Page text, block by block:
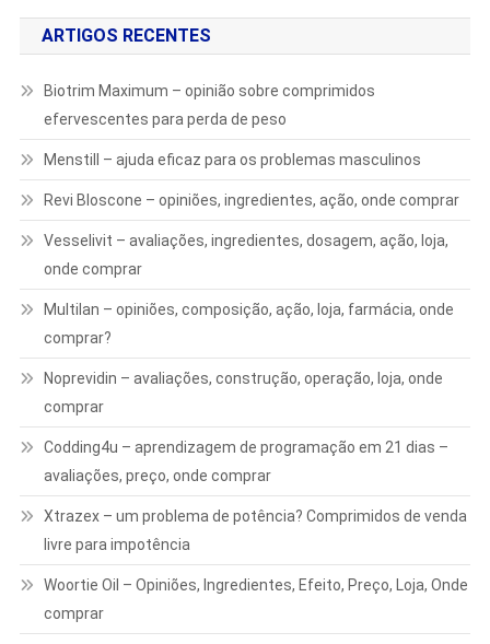
ARTIGOS RECENTES
Biotrim Maximum – opinião sobre comprimidos
efervescentes para perda de peso
Menstill – ajuda eficaz para os problemas masculinos
Revi Bloscone – opiniões, ingredientes, ação, onde comprar
Vesselivit – avaliações, ingredientes, dosagem, ação, loja,
onde comprar
Multilan – opiniões, composição, ação, loja, farmácia, onde
comprar?
Noprevidin – avaliações, construção, operação, loja, onde
comprar
Codding4u – aprendizagem de programação em 21 dias –
avaliações, preço, onde comprar
Xtrazex – um problema de potência? Comprimidos de venda
livre para impotência
Woortie Oil – Opiniões, Ingredientes, Efeito, Preço, Loja, Onde
comprar